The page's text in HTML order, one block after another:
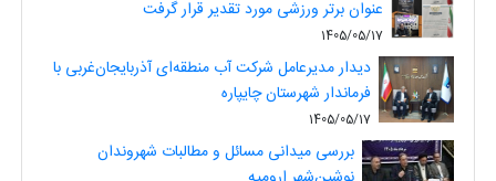
عنوان برتر ورزشی مورد تقدیر قرار گرفت
1405/05/17
دیدار مدیرعامل شرکت آب منطقه‌ای آذربایجان‌غربی با
فرماندار شهرستان چایپاره
1405/05/17
بررسی میدانی مسائل و مطالبات شهروندان